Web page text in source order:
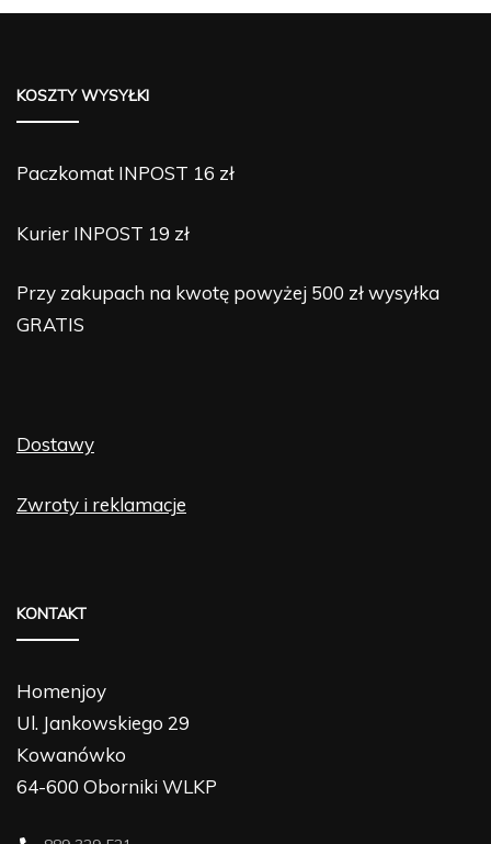
wariantów.
KOSZTY WYSYŁKI
Paczkomat INPOST 16 zł
Kurier INPOST 19 zł
Przy zakupach na kwotę powyżej 500 zł wysyłka
GRATIS
Dostawy
Zwroty i reklamacje
KONTAKT
Homenjoy
Ul. Jankowskiego 29
Kowanówko
64-600 Oborniki WLKP